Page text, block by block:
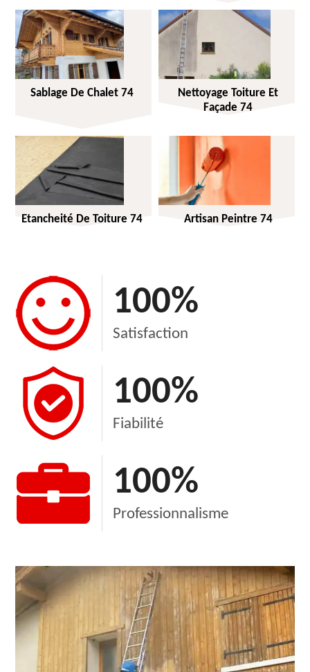
Sablage De Chalet 74
Nettoyage Toiture Et
Façade 74
Etancheité De Toiture 74 Artisan Peintre 74
100%
Satisfaction
100%
Fiabilité
100%
Professionnalisme